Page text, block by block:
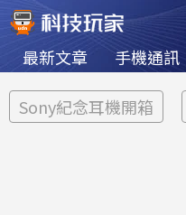
最新文章 手機通訊
Sony紀念耳機開箱